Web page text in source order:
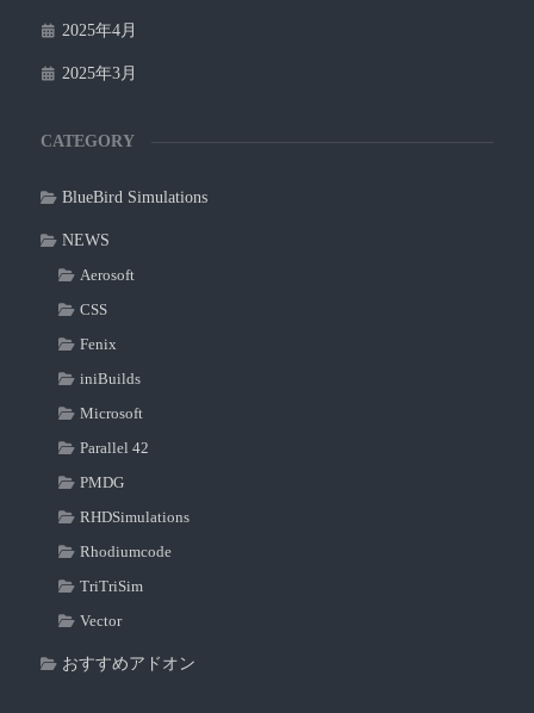
2025年4月
2025年3月
CATEGORY
BlueBird Simulations
NEWS
Aerosoft
CSS
Fenix
iniBuilds
Microsoft
Parallel 42
PMDG
RHDSimulations
Rhodiumcode
TriTriSim
Vector
おすすめアドオン